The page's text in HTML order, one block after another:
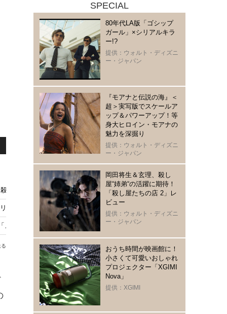
し屋たちの店 2」 イ・ドンウクらと撮影秘話明かす
アルキラー!? ライアン・マーフィー製作総指揮「いくつもの鋭い破片」
イド・イン・コリア 2」9月9日配信開始
SPECIAL
80年代LA版「ゴシップ
ガール」×シリアルキラ
ー!?
提供：ウォルト・ディズニ
ー・ジャパン
『モアナと伝説の海』＜
超＞実写版でスケールア
ップ＆パワーアップ！等
身大ヒロイン・モアナの
魅力を深掘り
提供：ウォルト・ディズニ
ー・ジャパン
岡田将生＆玄理、殺し
屋“姉弟“の活躍に期待！
「殺し屋たちの店 2」レ
ビュー
提供：ウォルト・ディズニ
ー・ジャパン
おうち時間が映画館に！
小さくて可愛いおしゃれ
プロジェクター「XGIMI
Nova」
提供：XGIMI